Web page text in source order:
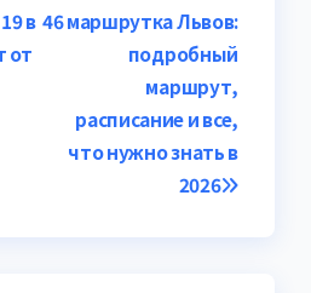
46 маршрутка Львов:
подробный
маршрут,
расписание и все,
что нужно знать в
2026
в
от